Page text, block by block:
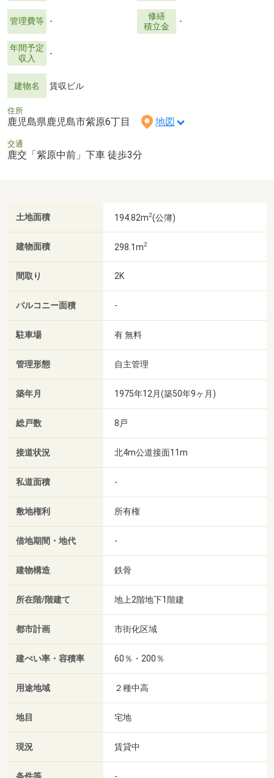
管理費等 -
修繕
積立金
-
年間予定
収入
-
建物名 賃収ビル
住所
鹿児島県鹿児島市紫原6丁目 地図
交通
鹿交「紫原中前」下車 徒歩3分
土地面積 194.82m2(公簿)
建物面積 298.1m2
間取り 2K
バルコニー面積 -
駐車場 有 無料
管理形態 自主管理
築年月 1975年12月(築50年9ヶ月)
総戸数 8戸
接道状況 北4m公道接面11m
私道面積 -
敷地権利 所有権
借地期間・地代 -
建物構造 鉄骨
所在階/階建て 地上2階地下1階建
都市計画 市街化区域
建ぺい率・容積率 60％・200％
用途地域 ２種中高
地目 宅地
現況 賃貸中